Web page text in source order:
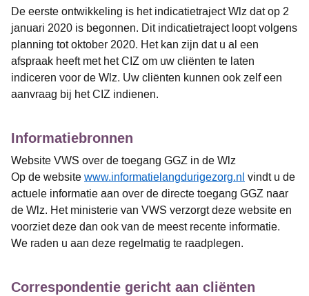
De eerste ontwikkeling is het indicatietraject Wlz dat op 2
januari 2020 is begonnen. Dit indicatietraject loopt volgens
planning tot oktober 2020. Het kan zijn dat u al een
afspraak heeft met het CIZ om uw cliënten te laten
indiceren voor de Wlz. Uw cliënten kunnen ook zelf een
aanvraag bij het CIZ indienen.
Informatiebronnen
Website VWS over de toegang GGZ in de Wlz
Op de websitewww.informatielangdurigezorg.nl vindt u de
actuele informatie aan over de directe toegang GGZ naar
de Wlz. Het ministerie van VWS verzorgt deze website en
voorziet deze dan ook van de meest recente informatie.
We raden u aan deze regelmatig te raadplegen.
Correspondentie gericht aan cliënten